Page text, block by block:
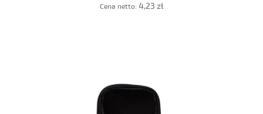
Cena netto: 4,23 zł